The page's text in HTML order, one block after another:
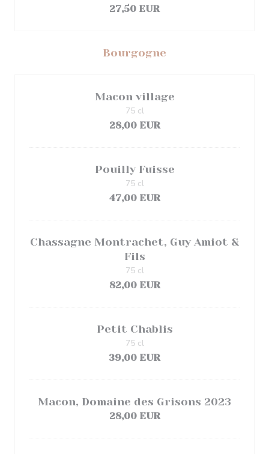
27,50 EUR
Bourgogne
Macon village
28,00 EUR
75 cl
Pouilly Fuisse
47,00 EUR
75 cl
Chassagne Montrachet, Guy Amiot &
Fils
82,00 EUR
75 cl
Petit Chablis
39,00 EUR
75 cl
Macon, Domaine des Grisons 2023
28,00 EUR